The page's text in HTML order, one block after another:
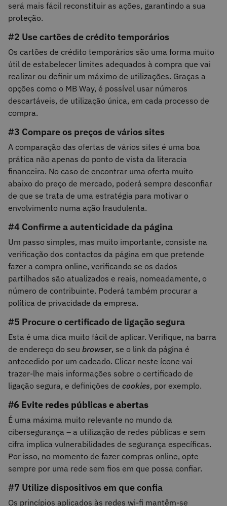
será mais fácil reconstituir as ações, garantindo a sua
proteção.
#2 Use cartões de crédito temporários
Os cartões de crédito temporários são uma forma muito
útil de estabelecer limites adequados à compra que vai
realizar ou definir um máximo de utilizações. Graças a
opções como o MB Way, é possível usar números
descartáveis, de utilização única, em cada processo de
compra.
#3 Compare os preços de vários sites
A comparação das ofertas de vários sites é uma boa
prática não apenas do ponto de vista da literacia
financeira. No caso de encontrar uma oferta muito
abaixo do preço de mercado, poderá sempre desconfiar
de que se trata de uma estratégia para motivar o
envolvimento numa ação fraudulenta.
#4 Confirme a autenticidade da página
Um passo simples, mas muito importante, consiste na
verificação dos contactos da página em que pretende
fazer a compra online, verificando se os dados
partilhados são atualizados e reais, nomeadamente, o
número de contribuinte. Poderá também procurar a
política de privacidade da empresa.
#5 Procure o certificado de ligação segura
Esta é uma dica muito fácil de aplicar. Verifique, na barra
de endereço do seu browser, se o link da página é
antecedido por um cadeado. Clicar neste ícone vai
trazer-lhe mais informações sobre o certificado de
ligação segura, e definições de cookies, por exemplo.
#6 Evite redes públicas e abertas
É uma máxima muito relevante no mundo da
cibersegurança – a utilização de redes públicas e sem
cifra implica vulnerabilidades de segurança específicas.
Por isso, no momento de fazer compras online, opte
sempre por uma rede sem fios em que possa confiar.
#7 Utilize dispositivos em que confia
Os princípios aplicados às redes wi-fi mantêm-se